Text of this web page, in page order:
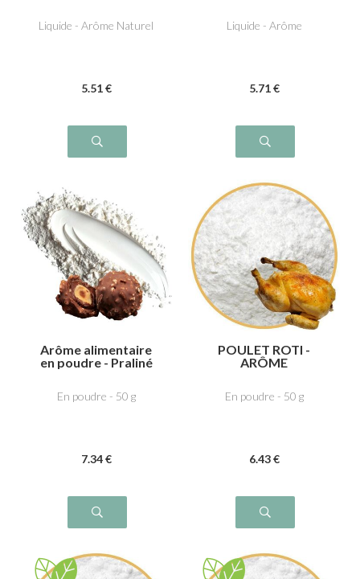
Liquide - Arôme Naturel
5.51 €
Liquide - Arôme
5.71 €
Arôme alimentaire
en poudre - Praliné
En poudre - 50 g
7.34 €
POULET ROTI -
ARÔME
En poudre - 50 g
6.43 €